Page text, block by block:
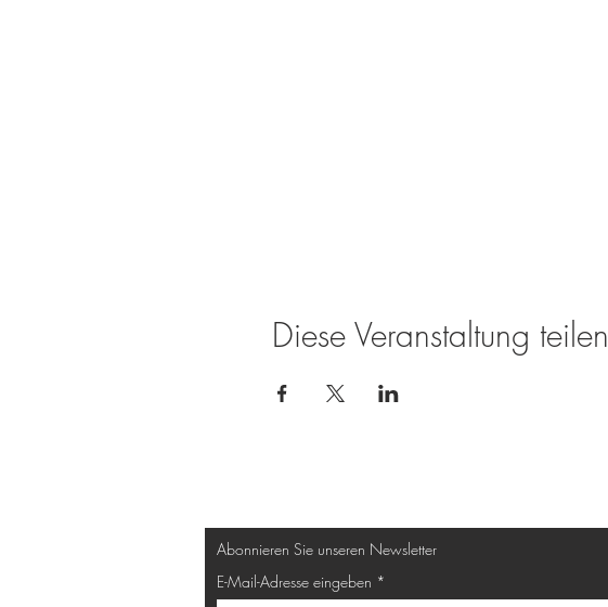
Diese Veranstaltung teilen
Abonnieren Sie unseren Newsletter
E-Mail-Adresse eingeben